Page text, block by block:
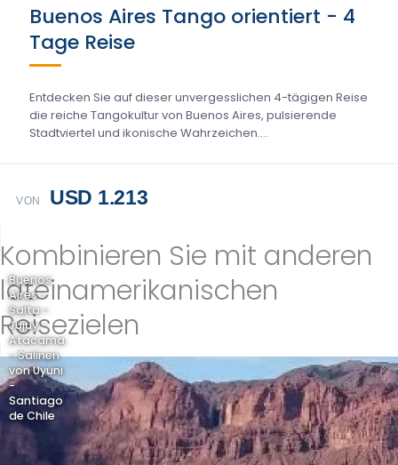
Buenos Aires Tango orientiert - 4
Tage Reise
Entdecken Sie auf dieser unvergesslichen 4-tägigen Reise
die reiche Tangokultur von Buenos Aires, pulsierende
Stadtviertel und ikonische Wahrzeichen....
VON USD 1.213
Kombinieren Sie mit anderen
lateinamerikanischen
Reisezielen
Buenos
Aires -
Salta -
Jujuy -
Atacama
- Salinen
von Uyuni
-
Santiago
de Chile